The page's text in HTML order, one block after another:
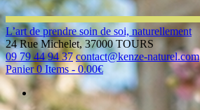
L’art de prendre soin de soi, naturellement
24 Rue Michelet, 37000 TOURS
09 79 44 94 37 contact@kenze-naturel.com
Panier 0 Items - 0.00€